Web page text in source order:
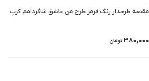
مقنعه طرحدار رنگ قرمز طرح من عاشق شاگردامم کرپ
380,000 تومان